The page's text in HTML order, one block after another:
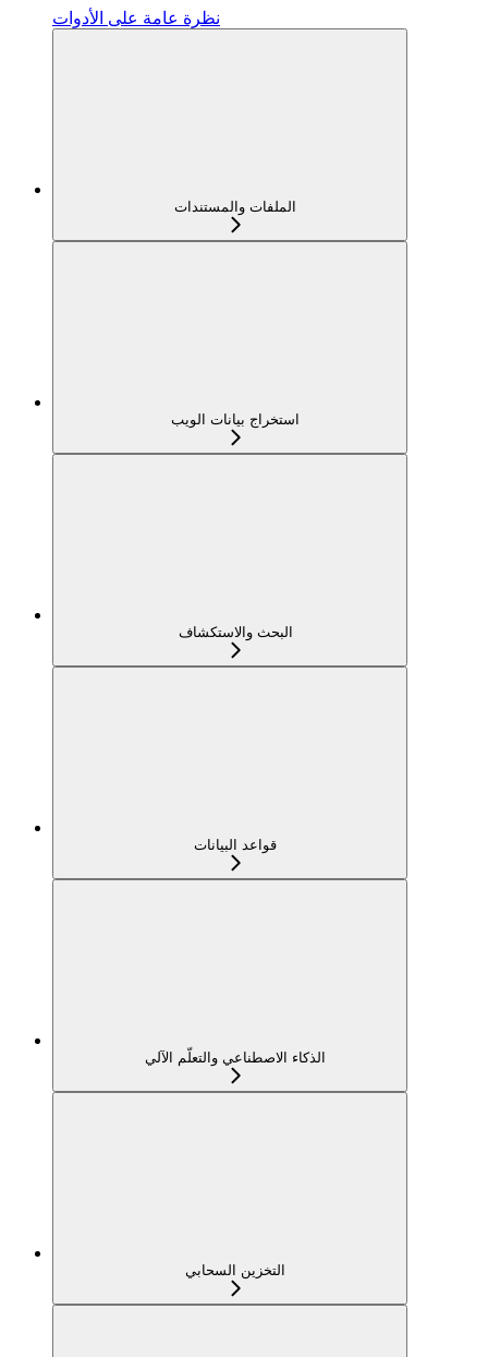
نظرة عامة على الأدوات
الملفات والمستندات
استخراج بيانات الويب
البحث والاستكشاف
قواعد البيانات
الذكاء الاصطناعي والتعلّم الآلي
التخزين السحابي